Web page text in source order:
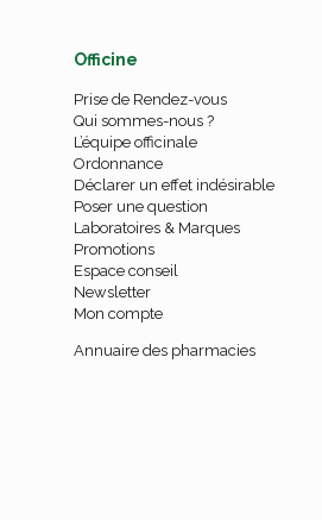
Officine
Prise de Rendez-vous
Qui sommes-nous ?
L’équipe officinale
Ordonnance
Déclarer un effet indésirable
Poser une question
Laboratoires & Marques
Promotions
Espace conseil
Newsletter
Mon compte
Annuaire des pharmacies